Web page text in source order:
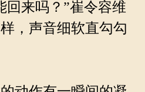
来吗？”崔令容维
，声音细软直勾勾